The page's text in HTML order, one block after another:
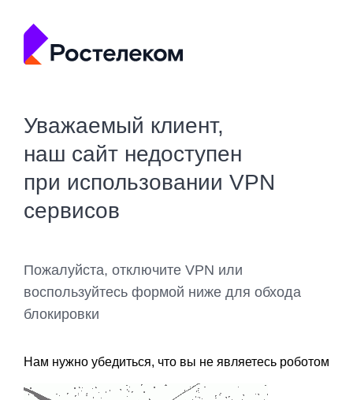
Уважаемый клиент,
наш сайт недоступен
при использовании VPN
сервисов
Пожалуйста, отключите VPN или
воспользуйтесь формой ниже для обхода
блокировки
Нам нужно убедиться, что вы не являетесь роботом